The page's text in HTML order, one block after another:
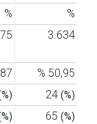
%
%
3.634
% 50,95
24 (%)
65 (%)